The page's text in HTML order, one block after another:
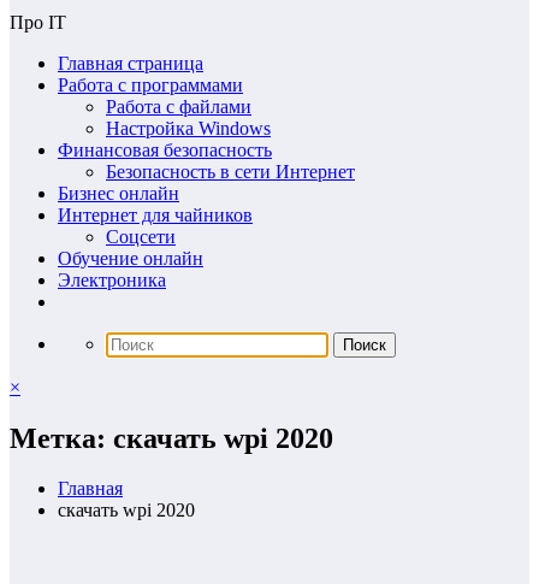
Про IT
Главная страница
Работа с программами
Работа с файлами
Настройка Windows
Финансовая безопасность
Безопасность в сети Интернет
Бизнес онлайн
Интернет для чайников
Соцсети
Обучение онлайн
Электроника
×
Метка: скачать wpi 2020
Главная
скачать wpi 2020